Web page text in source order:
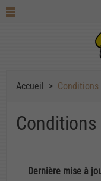
Accueil
Dernière mise à